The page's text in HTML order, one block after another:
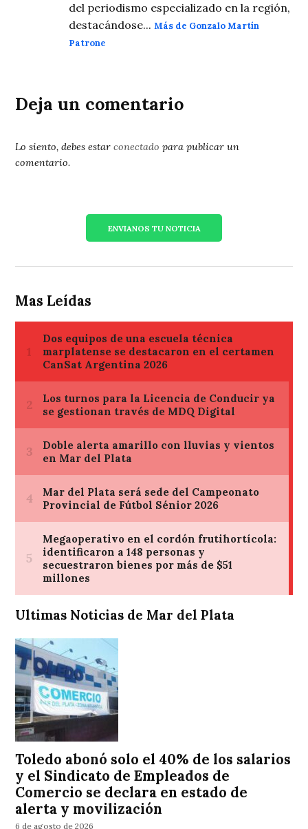
del periodismo especializado en la región,
destacándose...Más de Gonzalo Martín
Patrone
Deja un comentario
Lo siento, debes estarconectado para publicar un
comentario.
ENVIANOS TU NOTICIA
Mas Leídas
Ultimas Noticias de Mar del Plata
Toledo abonó solo el 40% de los salarios
y el Sindicato de Empleados de
Comercio se declara en estado de
alerta y movilización
6 de agosto de 2026